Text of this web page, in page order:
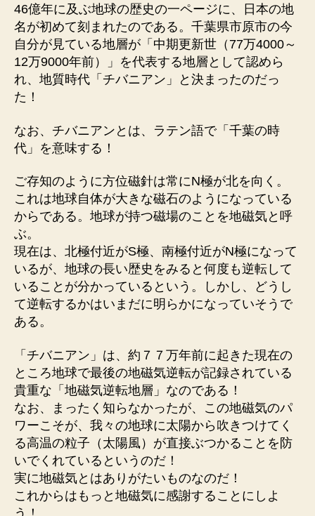
46億年に及ぶ地球の歴史の一ページに、日本の地
名が初めて刻まれたのである。千葉県市原市の今
自分が見ている地層が「中期更新世（77万4000～
12万9000年前）」を代表する地層として認めら
れ、地質時代「チバニアン」と決まったのだっ
た！
なお、チバニアンとは、ラテン語で「千葉の時
代」を意味する！
ご存知のように方位磁針は常にN極が北を向く。
これは地球自体が大きな磁石のようになっている
からである。地球が持つ磁場のことを地磁気と呼
ぶ。
現在は、北極付近がS極、南極付近がN極になって
いるが、地球の長い歴史をみると何度も逆転して
いることが分かっているという。しかし、どうし
て逆転するかはいまだに明らかになっていそうで
ある。
「チバニアン」は、約７７万年前に起きた現在の
ところ地球で最後の地磁気逆転が記録されている
貴重な「地磁気逆転地層」なのである！
なお、まったく知らなかったが、この地磁気のパ
ワーこそが、我々の地球に太陽から吹きつけてく
る高温の粒子（太陽風）が直接ぶつかることを防
いでくれているというのだ！
実に地磁気とはありがたいものなのだ！
これからはもっと地磁気に感謝することにしよ
う！